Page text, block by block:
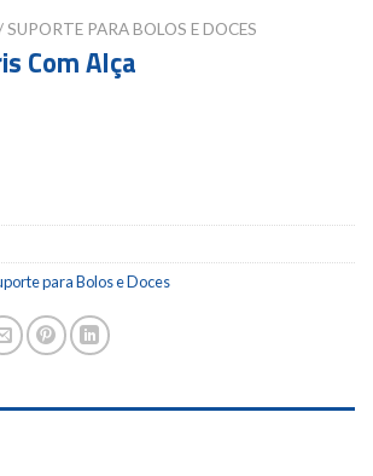
SUPORTE PARA BOLOS E DOCES
Com Alça
para Bolos e Doces